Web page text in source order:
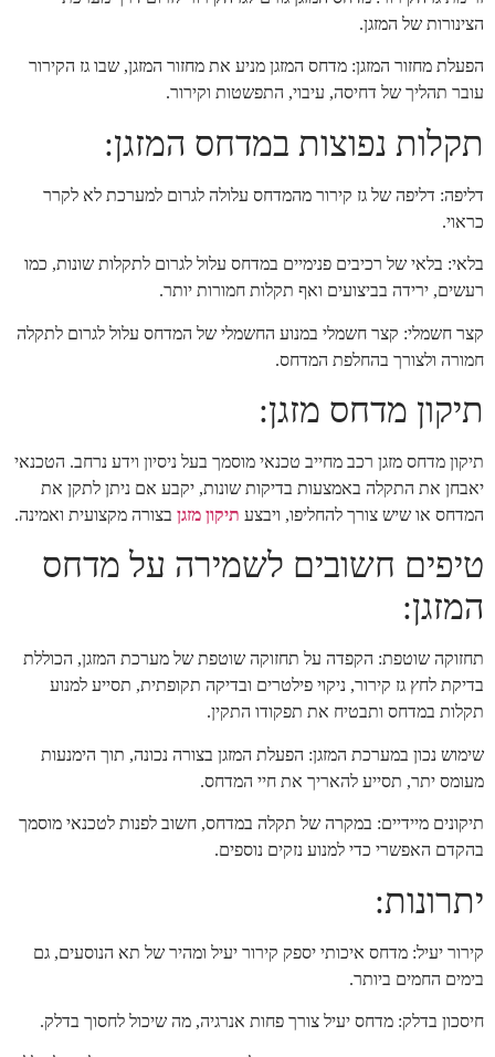
הצינורות של המזגן.
הפעלת מחזור המזגן: מדחס המזגן מניע את מחזור המזגן, שבו גז הקירור
עובר תהליך של דחיסה, עיבוי, התפשטות וקירור.
תקלות נפוצות במדחס המזגן:
דליפה: דליפה של גז קירור מהמדחס עלולה לגרום למערכת לא לקרר
כראוי.
בלאי: בלאי של רכיבים פנימיים במדחס עלול לגרום לתקלות שונות, כמו
רעשים, ירידה בביצועים ואף תקלות חמורות יותר.
קצר חשמלי: קצר חשמלי במנוע החשמלי של המדחס עלול לגרום לתקלה
חמורה ולצורך בהחלפת המדחס.
תיקון מדחס מזגן:
תיקון מדחס מזגן רכב מחייב טכנאי מוסמך בעל ניסיון וידע נרחב. הטכנאי
יאבחן את התקלה באמצעות בדיקות שונות, יקבע אם ניתן לתקן את
המדחס או שיש צורך להחליפו, ויבצע תיקון מזגן בצורה מקצועית ואמינה.
טיפים חשובים לשמירה על מדחס
המזגן:
תחזוקה שוטפת: הקפדה על תחזוקה שוטפת של מערכת המזגן, הכוללת
בדיקת לחץ גז קירור, ניקוי פילטרים ובדיקה תקופתית, תסייע למנוע
תקלות במדחס ותבטיח את תפקודו התקין.
שימוש נכון במערכת המזגן: הפעלת המזגן בצורה נכונה, תוך הימנעות
מעומס יתר, תסייע להאריך את חיי המדחס.
תיקונים מיידיים: במקרה של תקלה במדחס, חשוב לפנות לטכנאי מוסמך
בהקדם האפשרי כדי למנוע נזקים נוספים.
יתרונות:
קירור יעיל: מדחס איכותי יספק קירור יעיל ומהיר של תא הנוסעים, גם
בימים החמים ביותר.
חיסכון בדלק: מדחס יעיל צורך פחות אנרגיה, מה שיכול לחסוך בדלק.